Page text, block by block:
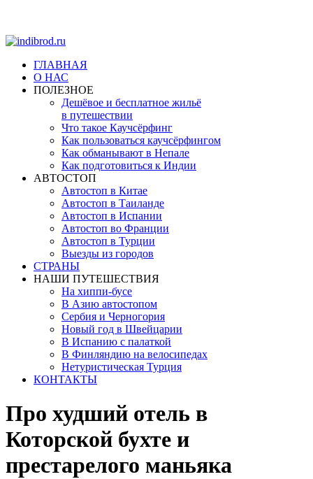
ГЛАВНАЯ
О НАС
ПОЛЕЗНОЕ
Дешёвое и бесплатное жильё
в путешествии
Что такое Каучсёрфинг
Как пользоваться каучсёрфингом
Как обманывают в Непале
Как подготовиться к Индии
АВТОСТОП
Автостоп в Китае
Автостоп в Таиланде
Автостоп в Испании
Автостоп во Франции
Автостоп в Турции
Выезды из городов
СТРАНЫ
НАШИ ПУТЕШЕСТВИЯ
На хиппи-бусе
В Азию автостопом
Сербия и Черногория
Новый год в Швейцарии
В Испанию с палаткой
В Финляндию на велосипедах
Нетуристическая Турция
КОНТАКТЫ
Про худший отель в
Которской бухте и
престарелого маньяка